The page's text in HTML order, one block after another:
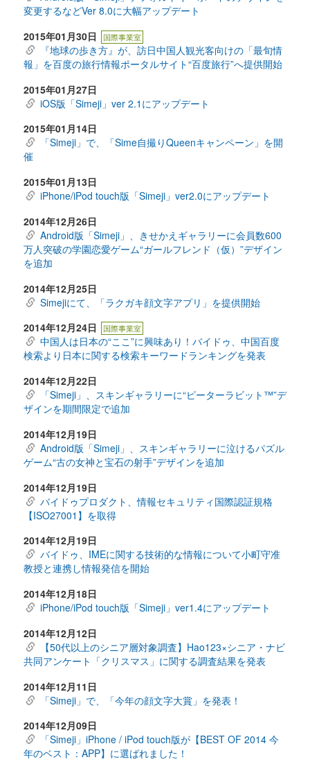
変更するなどVer 8.0に大幅アップデート
2015年01月30日
国際事業室
『地球の歩き方』が、訪日中国人観光客向けの「最旬情
報」を百度の旅行情報ポータルサイト“百度旅行”へ提供開始
2015年01月27日
iOS版「Simeji」ver 2.1にアップデート
2015年01月14日
「Simeji」で、「Sime自撮りQueenキャンペーン」を開
催
2015年01月13日
iPhone/iPod touch版「Simeji」ver2.0にアップデート
2014年12月26日
Android版「Simeji」、きせかえギャラリーに会員数600
万人突破の学園恋愛ゲーム“ガールフレンド（仮）”デザイン
を追加
2014年12月25日
Simejiにて、「ラクガキ顔文字アプリ」を提供開始
2014年12月24日
国際事業室
中国人は日本の“ここ”に興味あり！バイドゥ、中国百度
検索より日本に関する検索キーワードランキングを発表
2014年12月22日
「Simeji」、スキンギャラリーに“ピーターラビット™”デ
ザインを期間限定で追加
2014年12月19日
Android版「Simeji」、スキンギャラリーに泣けるパズル
ゲーム“古の女神と宝石の射手”デザインを追加
2014年12月19日
バイドゥプロダクト、情報セキュリティ国際認証規格
【ISO27001】を取得
2014年12月19日
バイドゥ、IMEに関する技術的な情報について小町守准
教授と連携し情報発信を開始
2014年12月18日
iPhone/iPod touch版「Simeji」ver1.4にアップデート
2014年12月12日
【50代以上のシニア層対象調査】Hao123×シニア・ナビ
共同アンケート「クリスマス」に関する調査結果を発表
2014年12月11日
「Simeji」で、「今年の顔文字大賞」を発表！
2014年12月09日
「Simeji」iPhone / iPod touch版が【BEST OF 2014 今
年のベスト：APP】に選ばれました！